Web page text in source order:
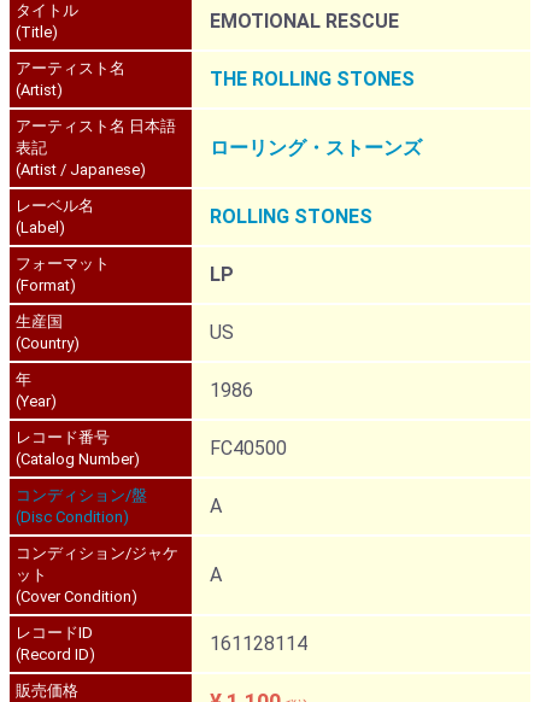
タイトル
(Title)
EMOTIONAL RESCUE
アーティスト名
(Artist)
THE ROLLING STONES
アーティスト名 日本語
表記
(Artist / Japanese)
ローリング・ストーンズ
レーベル名
(Label)
ROLLING STONES
フォーマット
(Format)
LP
生産国
(Country)
US
年
(Year)
1986
レコード番号
(Catalog Number)
FC40500
コンディション/盤
(Disc Condition)
A
コンディション/ジャケ
ット
(Cover Condition)
A
レコードID
(Record ID)
161128114
販売価格